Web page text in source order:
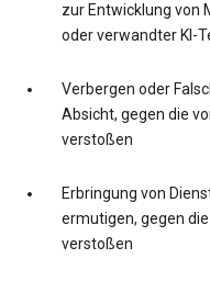
zur Entwicklung von
oder verwandter KI-
Verbergen oder
Absicht, gegen die
verstoßen
Erbringung von
ermutigen, gegen
verstoßen